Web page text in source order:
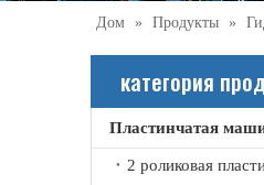
Дом » Продукты »
категория
Пластинчатая
2021-09-21